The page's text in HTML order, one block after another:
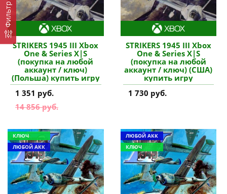
Фильтр
STRIKERS 1945 III Xbox
One & Series X|S
(покупка на любой
аккаунт / ключ)
(Польша) купить игру
1 351 руб.
14 856 руб.
STRIKERS 1945 III Xbox
One & Series X|S
(покупка на любой
аккаунт / ключ) (США)
купить игру
1 730 руб.
КЛЮЧ
ЛЮБОЙ АКК
ЛЮБОЙ АКК
КЛЮЧ